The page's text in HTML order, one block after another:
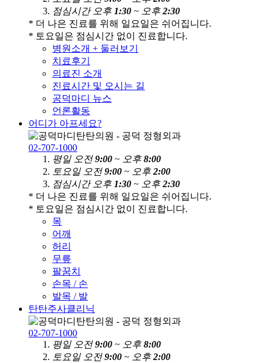
점심시간 오후1:30 ~ 오후2:30
* 더 나은 진료를 위해 일요일은 쉬어집니다.
* 토요일은 점심시간 없이 진료합니다.
병원소개 + 둘러보기
치료후기
의료진 소개
진료시간 및 오시는 길
공덕마디 뉴스
언론활동
어디가 아프세요?
02-707-1000
평일 오전9:00 ~ 오후8:00
토요일 오전9:00 ~ 오후2:00
점심시간 오후1:30 ~ 오후2:30
* 더 나은 진료를 위해 일요일은 쉬어집니다.
* 토요일은 점심시간 없이 진료합니다.
목
어깨
허리
무릎
팔꿈치
손목 / 손
발목 / 발
탄탄주사클리닉
02-707-1000
평일 오전9:00 ~ 오후8:00
토요일 오전9:00 ~ 오후2:00